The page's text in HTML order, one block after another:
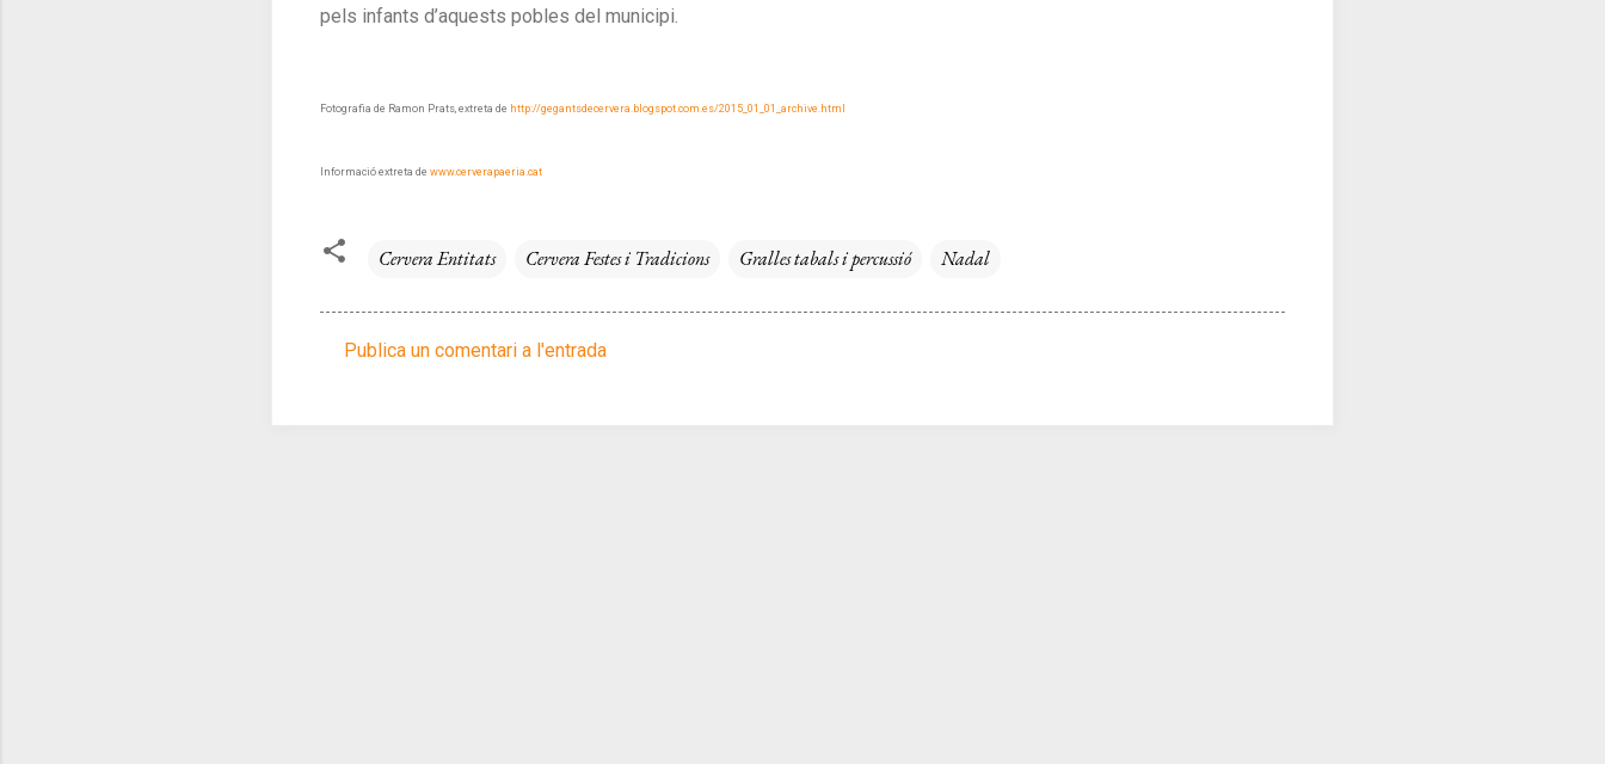
pels infants d’aquests pobles del municipi.
Fotografia de Ramon Prats, extreta de http://gegantsdecervera.blogspot.com.es/2015_01_01_archive.html
Informació extreta de www.cerverapaeria.cat
Cervera Entitats Cervera Festes i Tradicions Gralles tabals i percussió Nadal
Publica un comentari a l'entrada